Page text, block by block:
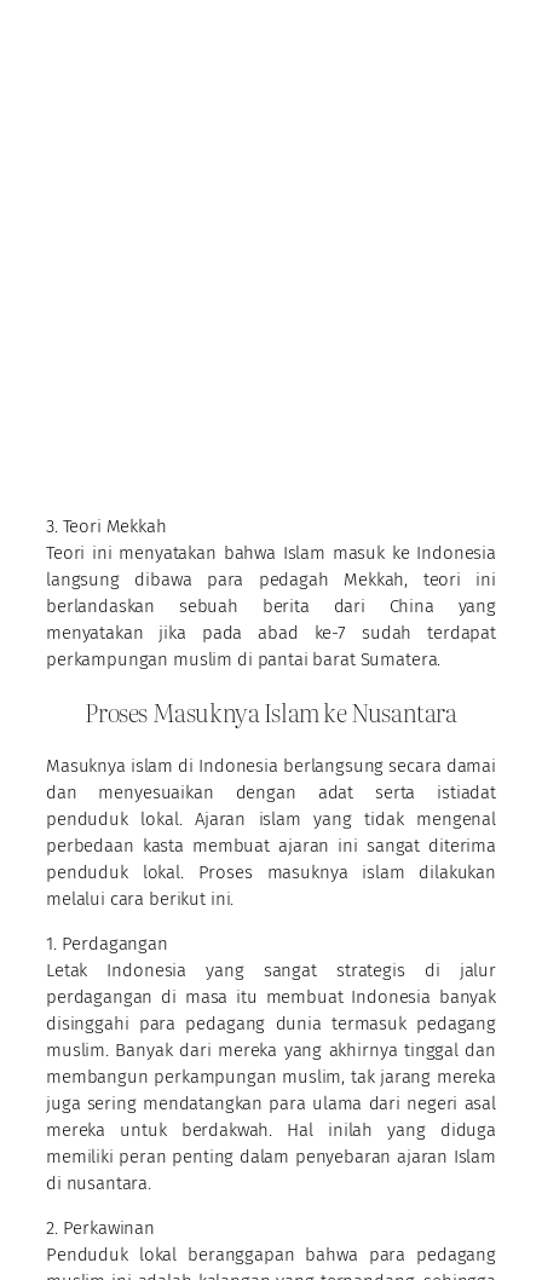
3. Teori Mekkah
Teori ini menyatakan bahwa Islam masuk ke Indonesia
langsung dibawa para pedagah Mekkah, teori ini
berlandaskan sebuah berita dari China yang
menyatakan jika pada abad ke-7 sudah terdapat
perkampungan muslim di pantai barat Sumatera.
Proses Masuknya Islam ke Nusantara
Masuknya islam di Indonesia berlangsung secara damai
dan menyesuaikan dengan adat serta istiadat
penduduk lokal. Ajaran islam yang tidak mengenal
perbedaan kasta membuat ajaran ini sangat diterima
penduduk lokal. Proses masuknya islam dilakukan
melalui cara berikut ini.
1. Perdagangan
Letak Indonesia yang sangat strategis di jalur
perdagangan di masa itu membuat Indonesia banyak
disinggahi para pedagang dunia termasuk pedagang
muslim. Banyak dari mereka yang akhirnya tinggal dan
membangun perkampungan muslim, tak jarang mereka
juga sering mendatangkan para ulama dari negeri asal
mereka untuk berdakwah. Hal inilah yang diduga
memiliki peran penting dalam penyebaran ajaran Islam
di nusantara.
2. Perkawinan
Penduduk lokal beranggapan bahwa para pedagang